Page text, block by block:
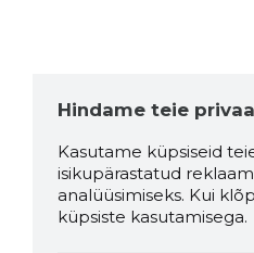
Hindame teie
Kasutame küpsiseid
isikupärastatud
analüüsimiseks. Kui
küpsiste kasutamisega.